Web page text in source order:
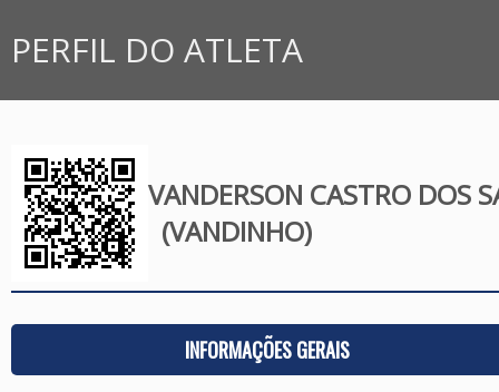
PERFIL DO ATLETA
VANDERSON CASTRO DOS
(VANDINHO)
INFORMAÇÕES GERAIS